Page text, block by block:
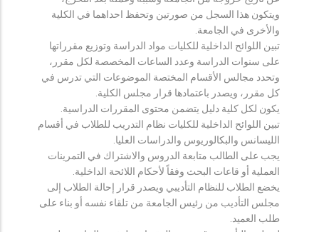
ويتكون هذا السجل من صورتين وتحفظ احداهما في الكلية
والأخرى في الجامعة.
تبين اللوائح الداخلية للكليات مواد الدراسة وتوزيع مقرراتها
على سنوات الدراسة وعدد الساعات المخصصة لكل مقرر،
وتحدد مجالس الأقسام المختصة الموضوعات التي تدرس في
كل مقرر، ويصدر باعتمادها قرار مجلس الكلية.
يكون لكل كلية دليل يتضمن محتوى المقررات الدراسية.
تبين اللوائح الداخلية للكليات نظام التدريب للطلاب في أقسام
الليسانس والبكالوريوس والدراسات العليا.
يجب على الطالب متابعة الدروس والاشتراك في التمرينات
العملية أو قاعات البحث وفقاً لأحكام اللائحة الداخلية.
يخضع الطلاب للنظام التأديبي ويصدر قرار إحالة الطلاب إلى
مجلس التأديب من رئيس الجامعة من تلقاء نفسه أو بناء على
طلب العميد.